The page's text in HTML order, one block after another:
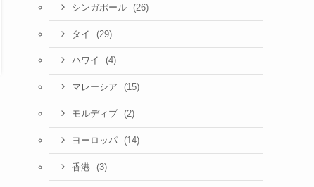
シンガポール (26)
タイ (29)
ハワイ (4)
マレーシア (15)
モルディブ (2)
ヨーロッパ (14)
香港 (3)